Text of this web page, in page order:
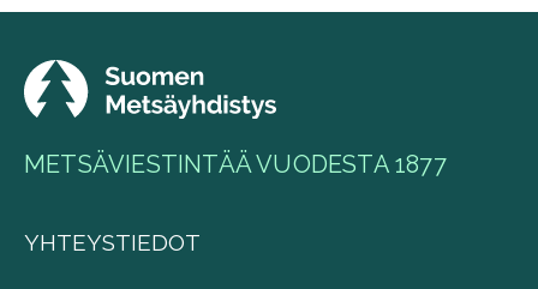
METSÄVIESTINTÄÄ VUODESTA 1877
YHTEYSTIEDOT